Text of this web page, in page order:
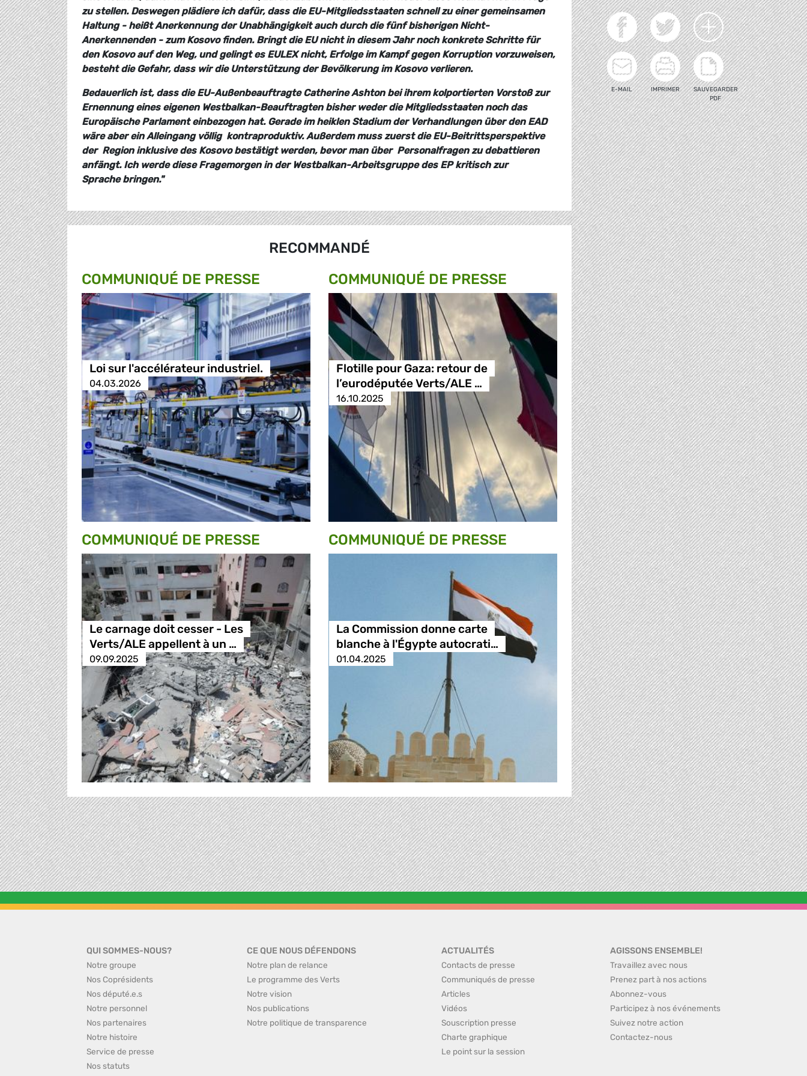
zu stellen. Deswegen plädiere ich dafür, dass die EU-Mitgliedsstaaten schnell zu einer gemeinsamen
Haltung - heißt Anerkennung der Unabhängigkeit auch durch die fünf bisherigen Nicht-
Anerkennenden - zum Kosovo finden. Bringt die EU nicht in diesem Jahr noch konkrete Schritte für
den Kosovo auf den Weg, und gelingt es EULEX nicht, Erfolge im Kampf gegen Korruption vorzuweisen,
besteht die Gefahr, dass wir die Unterstützung der Bevölkerung im Kosovo verlieren.
Bedauerlich ist, dass die EU-Außenbeauftragte Catherine Ashton bei ihrem kolportierten Vorstoß zur
Ernennung eines eigenen Westbalkan-Beauftragten bisher weder die Mitgliedsstaaten noch das
Europäische Parlament einbezogen hat. Gerade im heiklen Stadium der Verhandlungen über den EAD
wäre aber ein Alleingang völlig kontraproduktiv. Außerdem muss zuerst die EU-Beitrittsperspektive
der Region inklusive des Kosovo bestätigt werden, bevor man über Personalfragen zu debattieren
anfängt. Ich werde diese Fragemorgen in der Westbalkan-Arbeitsgruppe des EP kritisch zur
Sprachebringen."
RECOMMANDÉ
COMMUNIQUÉ DE PRESSE
Loi sur l'accélérateur industriel.
04.03.2026
COMMUNIQUÉ DE PRESSE
Flotille pour Gaza: retour de
l’eurodéputée Verts/ALE …
16.10.2025
COMMUNIQUÉ DE PRESSE
Le carnage doit cesser - Les
Verts/ALE appellent à un …
09.09.2025
COMMUNIQUÉ DE PRESSE
La Commission donne carte
blanche à l'Égypte autocrati…
01.04.2025
E-MAIL IMPRIMER
SAUVEGARDER
PDF
QUI SOMMES-NOUS?
Notre groupe
Nos Coprésidents
Nos député.e.s
Notre personnel
Nos partenaires
Notre histoire
Service de presse
Nos statuts
CE QUE NOUS DÉFENDONS
Notre plan de relance
Le programme des Verts
Notre vision
Nos publications
Notre politique de transparence
ACTUALITÉS
Contacts de presse
Communiqués de presse
Articles
Vidéos
Souscription presse
Charte graphique
Le point sur la session
AGISSONS ENSEMBLE!
Travaillez avec nous
Prenez part à nos actions
Abonnez-vous
Participez à nos événements
Suivez notre action
Contactez-nous